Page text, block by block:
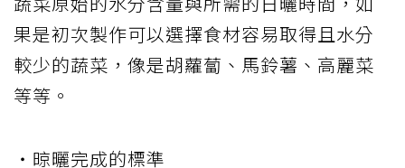
果是初次製作可以選擇食材容易取得且水分
較少的蔬菜，像是胡蘿蔔、馬鈴薯、高麗菜
等等。
・晾曬完成的標準